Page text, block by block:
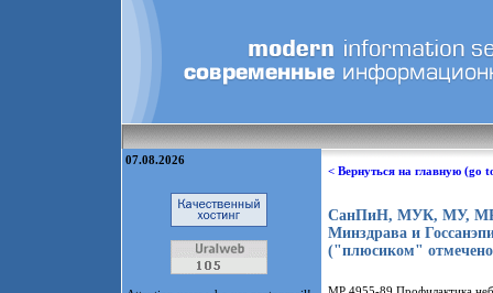
07.08.2026
< Вернуться на главную (go
СанПиН, МУК, МУ, МР,
Минздрава и
("плюсиком"